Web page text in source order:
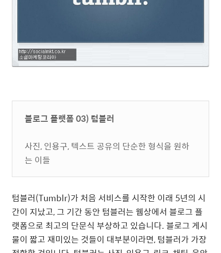
블로그 플랫폼 03) 텀블러
사진, 인용구, 텍스트 공유의 단순한 형식을 원하
는 이들
텀블러(Tumblr)가 처음 서비스를 시작한 이래 5년의 시
간이 지났고, 그 기간 동안 텀블러는 웹상에서 블로그 플
랫폼으로 최고의 단문식 부상하고 있습니다. 블로그 게시
물이 짧고 재미있는 것들이 대부분이라면, 텀블러가 가장